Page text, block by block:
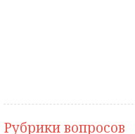
Рубрики вопросов